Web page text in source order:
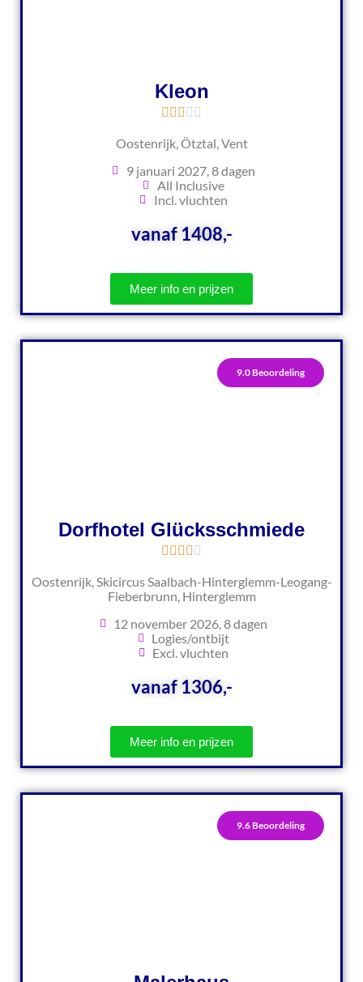
Kleon
Oostenrijk, Ötztal, Vent
9 januari 2027, 8 dagen
All Inclusive
Incl. vluchten
vanaf 1408,-
Meer info en prijzen
9.0 Beoordeling
Dorfhotel Glücksschmiede
Oostenrijk, Skicircus Saalbach-Hinterglemm-Leogang-
Fieberbrunn, Hinterglemm
12 november 2026, 8 dagen
Logies/ontbijt
Excl. vluchten
vanaf 1306,-
Meer info en prijzen
9.6 Beoordeling